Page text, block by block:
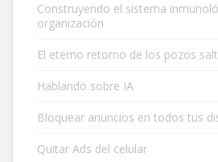
Construyendo el sistema
organización
El eterno retorno de los pozos
Hablando sobre IA
Bloquear anuncios en todos tus
Quitar Ads del celular